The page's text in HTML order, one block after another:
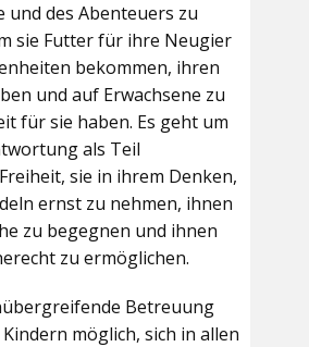
und des Abenteuers zu
sie Futter für ihre Neugier
bekommen, ihren
und auf Erwachsene zu
für sie haben. Es geht um
als Teil
sie in ihrem Denken,
ernst zu nehmen, ihnen
zu begegnen und ihnen
zu ermöglichen.
Betreuung
möglich, sich in allen